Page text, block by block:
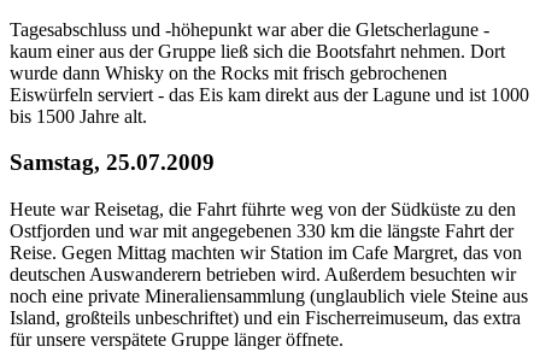
Tagesabschluss und -höhepunkt war aber die Gletscherlagune -
kaum einer aus der Gruppe ließ sich die Bootsfahrt nehmen. Dort
wurde dann Whisky on the Rocks mit frisch gebrochenen
Eiswürfeln serviert - das Eis kam direkt aus der Lagune und ist 1000
bis 1500 Jahre alt.
Samstag, 25.07.2009
Heute war Reisetag, die Fahrt führte weg von der Südküste zu den
Ostfjorden und war mit angegebenen 330 km die längste Fahrt der
Reise. Gegen Mittag machten wir Station im Cafe Margret, das von
deutschen Auswanderern betrieben wird. Außerdem besuchten wir
noch eine private Mineraliensammlung (unglaublich viele Steine aus
Island, großteils unbeschriftet) und ein Fischerreimuseum, das extra
für unsere verspätete Gruppe länger öffnete.